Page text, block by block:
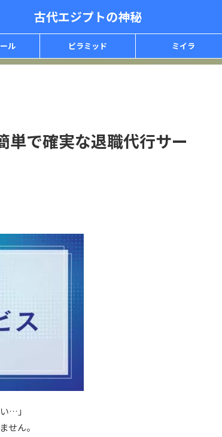
古代エジプトの神秘
ル ピラミッド ミイラ
単で確実な退職代行サー
…」
せん。